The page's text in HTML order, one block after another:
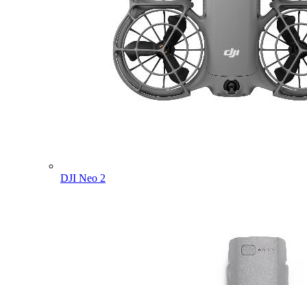
DJI Neo 2